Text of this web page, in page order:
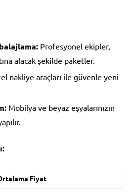
Profesyonel ekipler,
alacak şekilde paketler.
nakliye araçları ile güvenle yeni
Mobilya ve beyaz eşyalarınızın
Fiyat